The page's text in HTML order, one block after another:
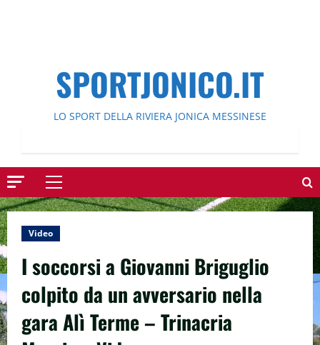
SPORTJONICO.IT
LO SPORT DELLA RIVIERA JONICA MESSINESE
Menu
principale
Video
I soccorsi a Giovanni Briguglio
colpito da un avversario nella
gara Alì Terme – Trinacria